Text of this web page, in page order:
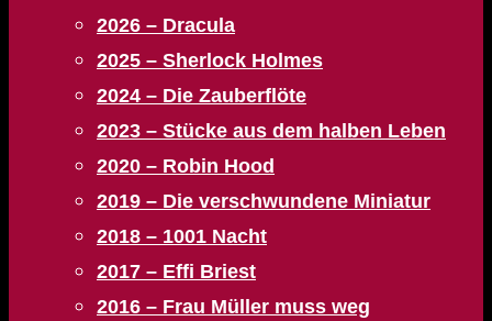
2026 – Dracula
2025 – Sherlock Holmes
2024 – Die Zauberflöte
2023 – Stücke aus dem halben Leben
2020 – Robin Hood
2019 – Die verschwundene Miniatur
2018 – 1001 Nacht
2017 – Effi Briest
2016 – Frau Müller muss weg